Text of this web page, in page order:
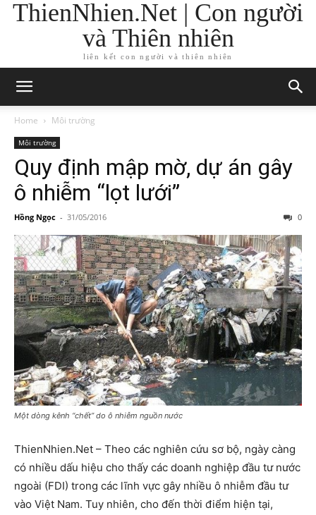
ThienNhien.Net | Con người
và Thiên nhiên
liên kết con người và thiên nhiên
Home Môi trường
Môi trường
Quy định mập mờ, dự án gây
ô nhiễm “lọt lưới”
Hồng Ngọc - 31/05/2016 0
Một dòng kênh “chết” do ô nhiễm nguồn nước
ThienNhien.Net – Theo các nghiên cứu sơ bộ, ngày càng
có nhiều dấu hiệu cho thấy các doanh nghiệp đầu tư nước
ngoài (FDI) trong các lĩnh vực gây nhiều ô nhiễm đầu tư
vào Việt Nam. Tuy nhiên, cho đến thời điểm hiện tại,